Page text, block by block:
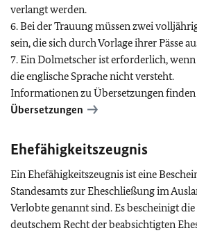
verlangt werden.
6. Bei der Trauung müssen zwei
sein, die sich durch Vorlage ihrer Pässe
7. Ein Dolmetscher ist erforderlich,
die englische Sprache nicht versteht.
Informationen zu Übersetzungen finden
Übersetzungen
Ehefähigkeitszeugnis
Ein Ehefähigkeitszeugnis ist eine
Standesamts zur Eheschließung im
Verlobte genannt sind. Es bescheinigt die
deutschem Recht der beabsichtigten